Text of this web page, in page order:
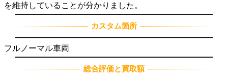
を維持していることが分かりました。
カスタム箇所
フルノーマル車両
総合評価と買取額